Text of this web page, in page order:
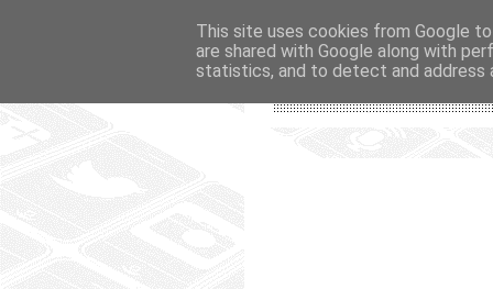
This site uses cookies from Google
are shared with Google along with
statistics, and to detect and address